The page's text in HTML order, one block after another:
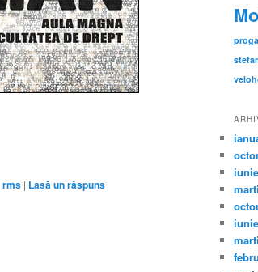
rms | Lasă un răspuns